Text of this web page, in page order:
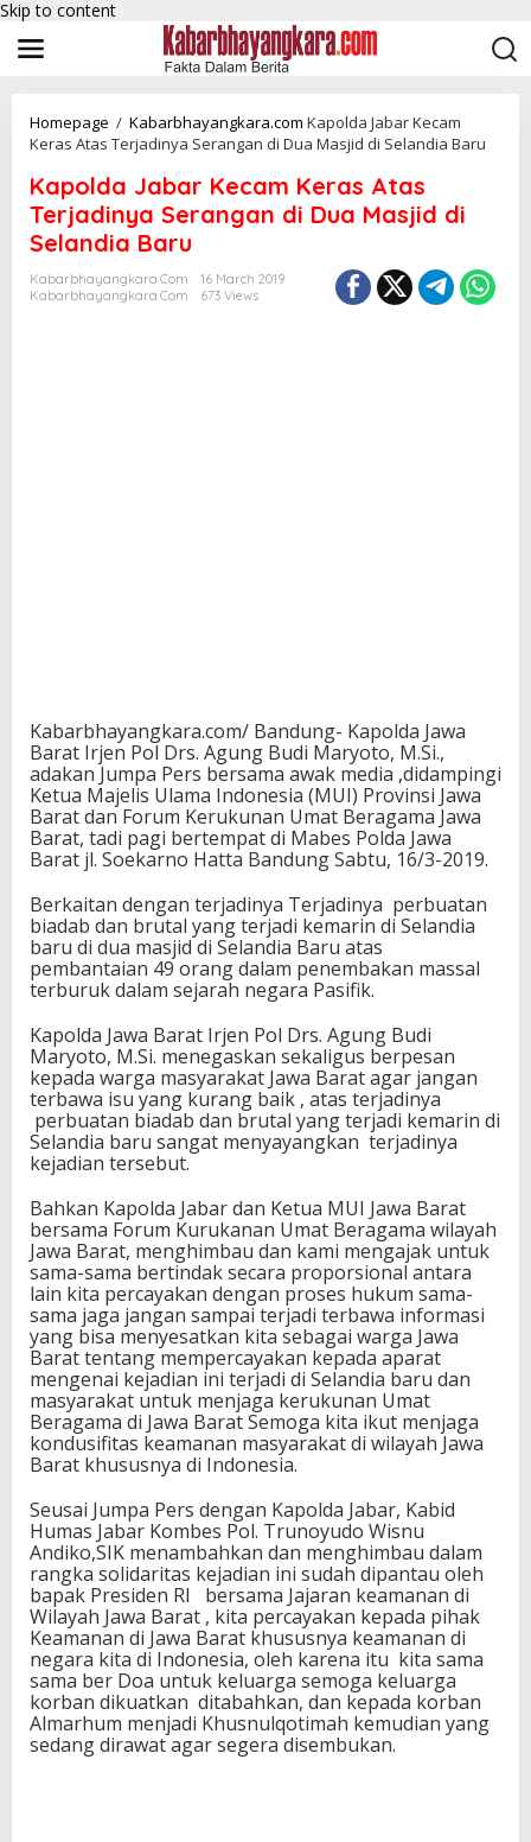
Skip to content
Homepage / Kabarbhayangkara.com Kapolda Jabar Kecam
Keras Atas Terjadinya Serangan di Dua Masjid di Selandia Baru
Kapolda Jabar Kecam Keras Atas
Terjadinya Serangan di Dua Masjid di
Selandia Baru
Kabarbhayangkara.com
16 March 2019
Kabarbhayangkara.com
673 Views
Kabarbhayangkara.com/ Bandung- Kapolda Jawa
Barat Irjen Pol Drs. Agung Budi Maryoto, M.Si.,
adakan Jumpa Pers bersama awak media ,didampingi
Ketua Majelis Ulama Indonesia (MUI) Provinsi Jawa
Barat dan Forum Kerukunan Umat Beragama Jawa
Barat, tadi pagi bertempat di Mabes Polda Jawa
Barat jl. Soekarno Hatta Bandung Sabtu, 16/3-2019.
Berkaitan dengan terjadinya Terjadinya perbuatan
biadab dan brutal yang terjadi kemarin di Selandia
baru di dua masjid di Selandia Baru atas
pembantaian 49 orang dalam penembakan massal
terburuk dalam sejarah negara Pasifik.
Kapolda Jawa Barat Irjen Pol Drs. Agung Budi
Maryoto, M.Si. menegaskan sekaligus berpesan
kepada warga masyarakat Jawa Barat agar jangan
terbawa isu yang kurang baik , atas terjadinya
perbuatan biadab dan brutal yang terjadi kemarin di
Selandia baru sangat menyayangkan terjadinya
kejadian tersebut.
Bahkan Kapolda Jabar dan Ketua MUI Jawa Barat
bersama Forum Kurukanan Umat Beragama wilayah
Jawa Barat, menghimbau dan kami mengajak untuk
sama-sama bertindak secara proporsional antara
lain kita percayakan dengan proses hukum sama-
sama jaga jangan sampai terjadi terbawa informasi
yang bisa menyesatkan kita sebagai warga Jawa
Barat tentang mempercayakan kepada aparat
mengenai kejadian ini terjadi di Selandia baru dan
masyarakat untuk menjaga kerukunan Umat
Beragama di Jawa Barat Semoga kita ikut menjaga
kondusifitas keamanan masyarakat di wilayah Jawa
Barat khususnya di Indonesia.
Seusai Jumpa Pers dengan Kapolda Jabar, Kabid
Humas Jabar Kombes Pol. Trunoyudo Wisnu
Andiko,SIK menambahkan dan menghimbau dalam
rangka solidaritas kejadian ini sudah dipantau oleh
bapak Presiden RI bersama Jajaran keamanan di
Wilayah Jawa Barat , kita percayakan kepada pihak
Keamanan di Jawa Barat khususnya keamanan di
negara kita di Indonesia, oleh karena itu kita sama
sama ber Doa untuk keluarga semoga keluarga
korban dikuatkan ditabahkan, dan kepada korban
Almarhum menjadi Khusnulqotimah kemudian yang
sedang dirawat agar segera disembukan.